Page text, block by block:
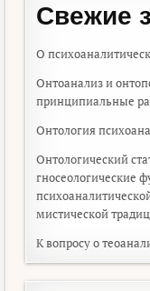
Свежие
О
Онтоанализ и
принципиальные
Онтология
Онтологический
гносеологические
мистической
К вопросу о